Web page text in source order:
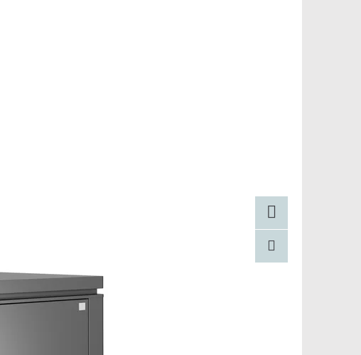
Facebook